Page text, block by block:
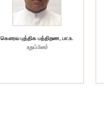
கௌரவ புத்திக பத்திறண, பா.உ.
உறுப்பினர்